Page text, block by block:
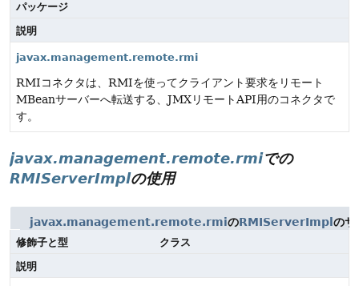
パッケージ
説明
javax.management.remote.rmi
RMIコネクタは、RMIを使ってクライアント要求をリモート
MBeanサーバーへ転送する、JMXリモートAPI用のコネクタで
す。
javax.management.remote.rmiでの
RMIServerImplの使用
javax.management.remote.rmiのRMIServerImpl のサ
修飾子と型
クラス
説明